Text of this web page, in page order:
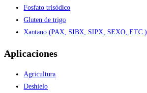
Fosfato trisódico
Gluten de trigo
Xantano (PAX, SIBX, SIPX, SEXO, ETC )
Aplicaciones
Agricultura
Deshielo